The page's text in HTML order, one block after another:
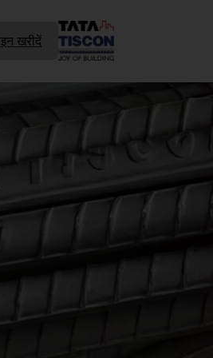
खरीदें